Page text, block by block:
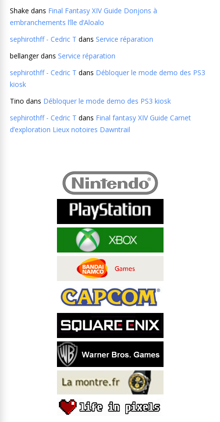
Shake dans Final Fantasy XIV Guide Donjons à
embranchements l’île d’Aloalo
sephirothff - Cedric T dans Service réparation
bellangerdans Service réparation
sephirothff - Cedric T dans Débloquer le mode demo des PS3
kiosk
Tino dans Débloquer le mode demo des PS3 kiosk
sephirothff - Cedric T dans Final fantasy XIV Guide Carnet
d’exploration Lieux notoires Dawntrail